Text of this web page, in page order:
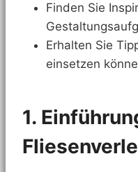
Finden Sie
Erhalten Sie
einsetzen
1.